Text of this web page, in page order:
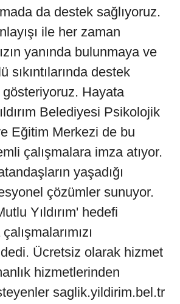
da destek sağlıyoruz.
ile her zaman
yanında bulunmaya ve
sıkıntılarında destek
Hayata
Belediyesi Psikolojik
Eğitim Merkezi de bu
çalışmalara imza atıyor.
yaşadığı
çözümler sunuyor.
Yıldırım' hedefi
Ücretsiz olarak hizmet
hizmetlerinden
saglik.yildirim.bel.tr